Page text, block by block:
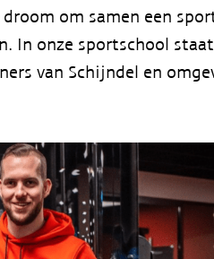
om samen een
In onze sportschool
van Schijndel en